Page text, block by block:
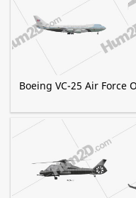
Boeing VC-25 Air Force